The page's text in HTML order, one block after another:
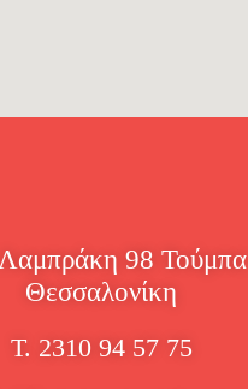
98 Τούμπα
Θεσσαλονίκη
Τ. 2310 94 57 75